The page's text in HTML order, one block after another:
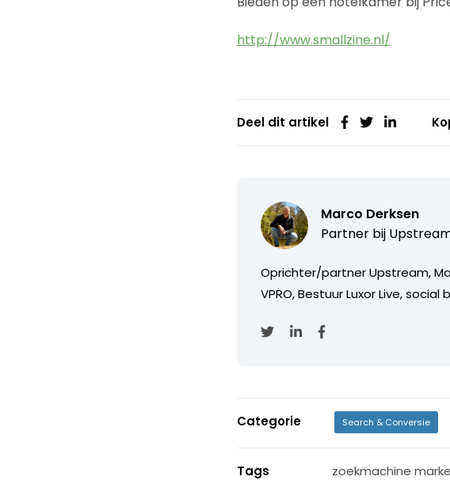
http://www.smallzine.nl/
Deel dit artikel
Marco Derksen
Partner bij
Oprichter/partner Upstream,
VPRO, Bestuur Luxor Live,
Categorie Search & Conversie
Tags zoekmachine